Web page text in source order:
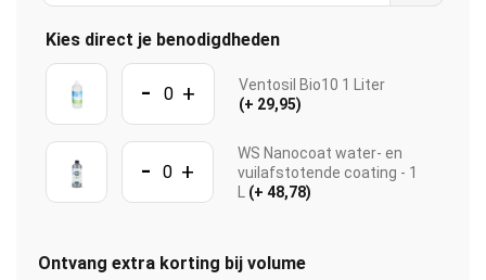
Kies direct je benodigdheden
- +
Ventosil Bio10 1 Liter
(+ 29,95)
- +
WS Nanocoat water- en
vuilafstotende coating - 1
(+ 48,78)
Ontvang extra korting bij volume